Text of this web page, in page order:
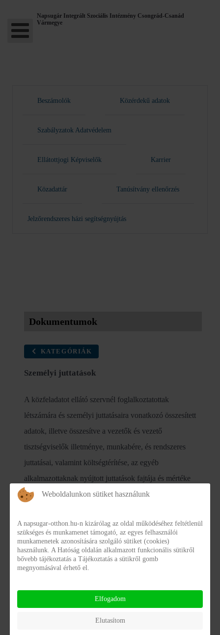
Napsugár Integrált Szociális Intézmény Csongrád-Csanád
Vármegye
Beszámolók Közérdekű adatok
Szabályzatok Adatvédelem
Ellátottjogi Képviselők Karrier
Közadattár Tanúsítvány ellenőrzés
Jelzőrendszeres házi segítségnyújtás
Dokumentumok
KATEGÓRIÁK
Személyi juttatások
A közfeladatot ellátó szervnél foglalkoztatottak
létszámára és személyi juttatásaira vonatkozó összesített
adatok, illetve összesítve a vezetők és vezető
tisztségviselők illetménye, munkabére, és rendszeres
juttatásai, valamint költségtérítése, az egyéb
alkalmazottaknak nyújtott juttatások fajtája és mértéke
összesítve:
Személyi juttatások - Archívum (22)
Foglalkoztatottak adatai 2025. III. negyedév
foglalk_napsugar_2025_3.pdf
Weboldalunkon sütiket használunk
A napsugar-otthon.hu-n kizárólag az oldal működéséhez feltétlenül
szükséges és munkamenet támogató, az egyes felhasználói
munkamenetek azonosítására szolgáló sütiket (cookies)
használunk. A Hatóság oldalán alkalmazott funkcionális sütikről
bővebb tájékoztatás a Tájékoztatás a sütikről gomb
megnyomásával érhető el.
Elfogadom
Elutasítom